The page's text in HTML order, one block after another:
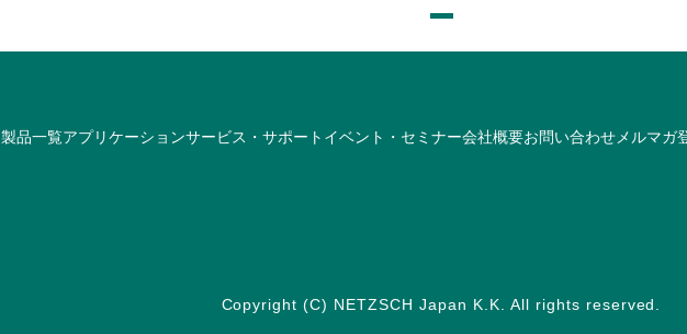
製品一覧アプリケーションサービス・サポート イベント・セミナー会社概要お問い合わせ メルマガ
Copyright (C) NETZSCH Japan K.K. All rights reserved.